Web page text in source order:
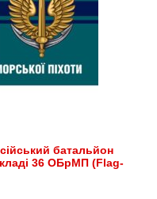
батальйон
36 ОБрМП (Flag-